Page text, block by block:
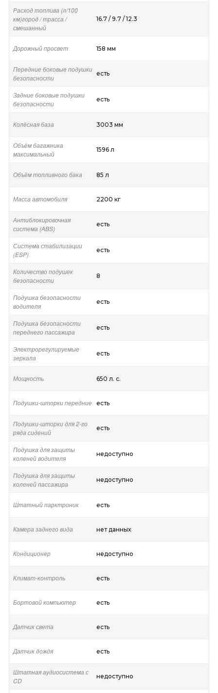
Расход топлива (л/100
км)город / трасса /
смешанный
16.7 / 9.7 / 12.3
Дорожный просвет 158 мм
Передние боковые подушки
безопасности
есть
Задние боковые подушки
безопасности
есть
Колёсная база 3003 мм
Объём багажника
максимальный
1596 л
Объём топливного бака 85 л
Масса автомобиля 2200 кг
Антиблокировочная
система (ABS)
есть
Система стабилизации
(ESP)
есть
Количество подушек
безопасности
8
Подушка безопасности
водителя
есть
Подушка безопасности
переднего пассажира
есть
Электрорегулируемые
зеркала
есть
Мощность 650 л. с.
Подушки-шторки передние есть
Подушки-шторки для 2-го
ряда сидений
есть
Подушка для защиты
коленей водителя
недоступно
Подушка для защиты
коленей пассажира
недоступно
Штатный парктроник есть
Камера заднего вида нет данных
Кондиционер недоступно
Климат-контроль есть
Бортовой компьютер есть
Датчик света есть
Датчик дождя есть
Штатная аудиосистема с
CD
недоступно